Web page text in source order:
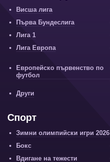
Висша лига
Първа Бундеслига
Лига 1
Лига Европа
Европейско първенство по
футбол
Други
Спорт
Зимни олимпийски игри 2026
Бокс
Вдигане на тежести